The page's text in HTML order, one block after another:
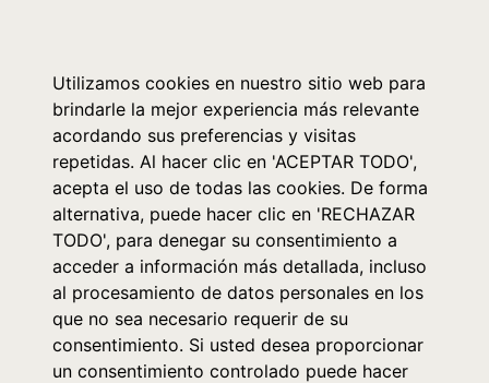
Utilizamos cookies en nuestro sitio web para
brindarle la mejor experiencia más relevante
acordando sus preferencias y visitas
repetidas. Al hacer clic en 'ACEPTAR TODO',
acepta el uso de todas las cookies. De forma
alternativa, puede hacer clic en 'RECHAZAR
TODO', para denegar su consentimiento a
acceder a información más detallada, incluso
al procesamiento de datos personales en los
que no sea necesario requerir de su
consentimiento. Si usted desea proporcionar
un consentimiento controlado puede hacer